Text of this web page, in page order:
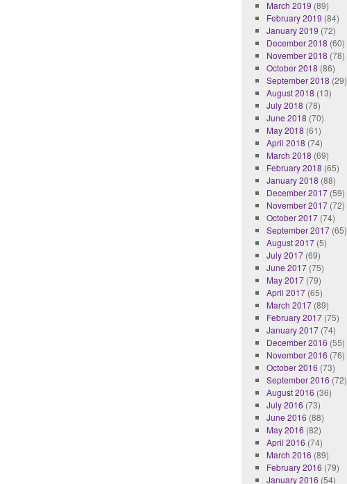
March 2019 (89)
February 2019 (84)
January 2019 (72)
December 2018 (60)
November 2018 (78)
October 2018 (86)
September 2018 (29)
August 2018 (13)
July 2018 (78)
June 2018 (70)
May 2018 (61)
April 2018 (74)
March 2018 (69)
February 2018 (65)
January 2018 (88)
December 2017(59)
November 2017(72)
October 2017(74)
September 2017(65)
August 2017(5)
July 2017(69)
June 2017(75)
May 2017(79)
April 2017(65)
March 2017(89)
February 2017(75)
January 2017(74)
December 2016 (55)
November 2016 (76)
October 2016 (73)
September 2016 (72)
August 2016 (36)
July 2016 (73)
June 2016 (88)
May 2016 (82)
April 2016 (74)
March 2016 (89)
February 2016 (79)
January 2016 (54)